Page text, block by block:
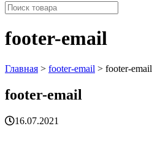
footer-email
Главная > footer-email > footer-email
footer-email
16.07.2021